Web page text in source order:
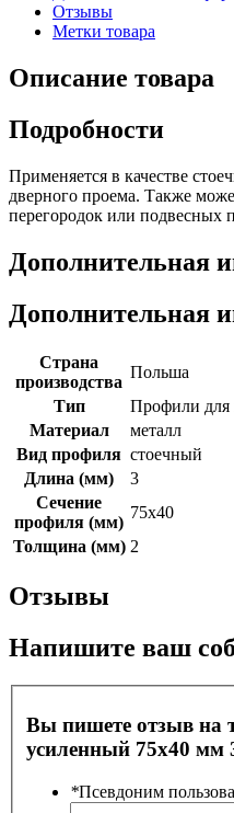
Отзывы
Метки товара
Описание товара
Подробности
Применяется в качестве
дверного проема. Также
перегородок или подвесных
Дополнительная
Дополнительная
Страна
производства
Польша
Тип
Профили для
Материал
металл
Вид профиля стоечный
Длина (мм)
3
Сечение
профиля (мм)
75х40
Толщина (мм) 2
Отзывы
Напишите ваш
Вы пишете отзыв на
усиленный 75х40 мм
*Псевдоним